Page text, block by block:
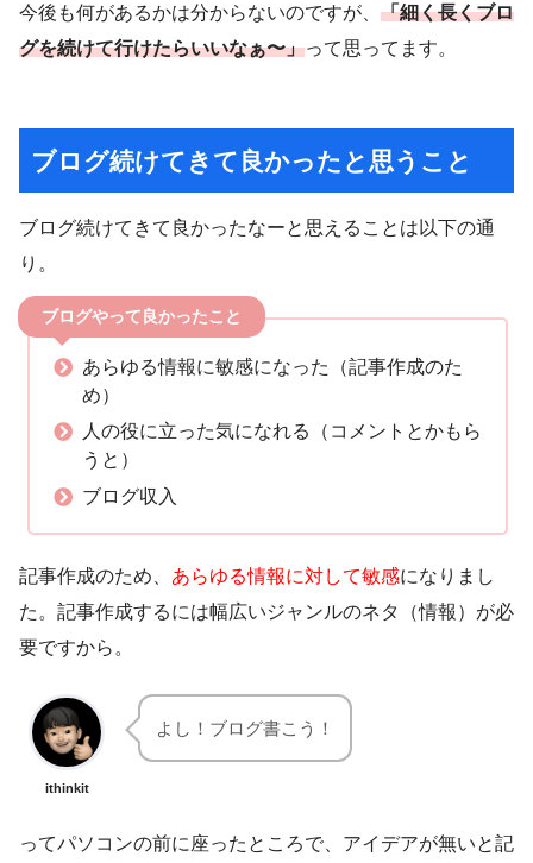
今後も何があるかは分からないのですが、 「細く長くブロ
グを続けて行けたらいいなぁ〜」って思ってます。
ブログ続けてきて良かったと思うこと
ブログ続けてきて良かったなーと思えることは以下の通
り。
ブログやって良かったこと
あらゆる情報に敏感になった（記事作成のた
め）
人の役に立った気になれる（コメントとかもら
うと）
ブログ収入
記事作成のため、 あらゆる情報に対して敏感になりまし
た。記事作成するには幅広いジャンルのネタ（情報）が必
要ですから。
ithinkit
よし！ブログ書こう！
ってパソコンの前に座ったところで、アイデアが無いと記